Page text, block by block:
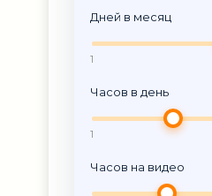
Дней в месяц
1
Часов в день
1
Часов на видео